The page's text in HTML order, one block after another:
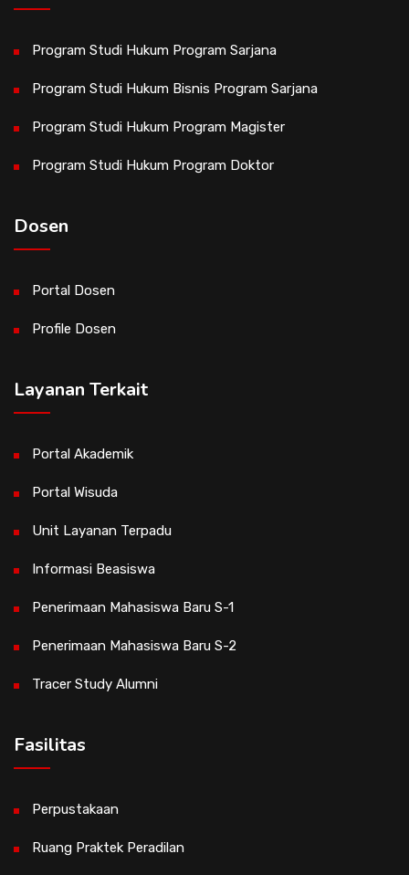
Program Studi Hukum Program Sarjana
Program Studi Hukum Bisnis Program Sarjana
Program Studi Hukum Program Magister
Program Studi Hukum Program Doktor
Dosen
Portal Dosen
Profile Dosen
Layanan Terkait
Portal Akademik
Portal Wisuda
Unit Layanan Terpadu
Informasi Beasiswa
Penerimaan Mahasiswa Baru S-1
Penerimaan Mahasiswa Baru S-2
Tracer Study Alumni
Fasilitas
Perpustakaan
Ruang Praktek Peradilan